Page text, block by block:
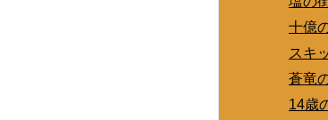
十億
スキ
蒼竜
14歳